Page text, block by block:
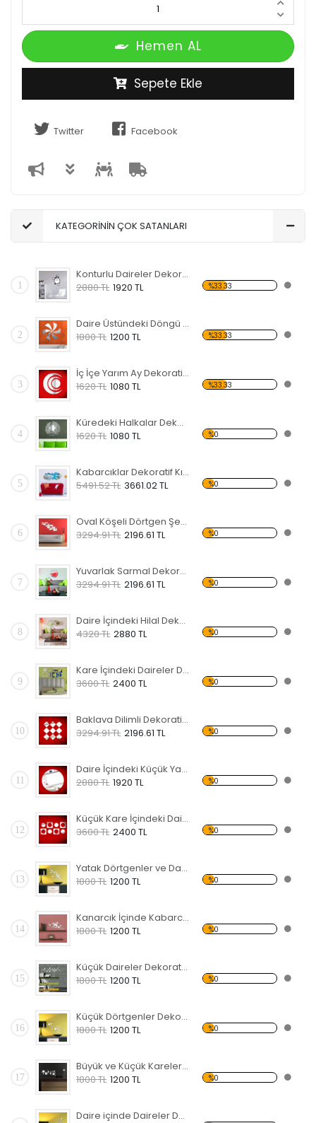
Hemen AL
Sepete Ekle
Twitter Facebook
KATEGORİNİN ÇOK SATANLARI
1
Konturlu Daireler Dekoratif Kırılmaz Ayna
2880 TL 1920 TL %33.33
2
Daire Üstündeki Döngü Dekoratif Kırılmaz Ayna
1800 TL 1200 TL %33.33
3
İç İçe Yarım Ay Dekoratif Kırılmaz Ayna
1620 TL 1080 TL %33.33
4
Küredeki Halkalar Dekoratif Kırılmaz Ayna
1620 TL 1080 TL %0
5
Kabarcıklar Dekoratif Kırılmaz Ayna
5491.52 TL 3661.02 TL %0
6
Oval Köşeli Dörtgen Şekilli Dekoratif Kırılmaz Ayna
3294.91 TL 2196.61 TL %0
7
Yuvarlak Sarmal Dekoratif Kırılmaz Ayna
3294.91 TL 2196.61 TL %0
8
Daire İçindeki Hilal Dekoratif Kırılmaz Ayna
4320 TL 2880 TL %0
9
Kare İçindeki Daireler Dekoratif Kırılmaz Ayna
3600 TL 2400 TL %0
10
Baklava Dilimli Dekoratif Kırılmaz Ayna
3294.91 TL 2196.61 TL %0
11
Daire İçindeki Küçük Yapraklar Dekoratif Kırılmaz Ayna
2880 TL 1920 TL %0
12
Küçük Kare İçindeki Daireler Dekoratif Kırılmaz Ayna
3600 TL 2400 TL %0
13
Yatak Dörtgenler ve Daireler Dekoratif Kırılmaz Ayna
1800 TL 1200 TL %0
14
Kanarcık İçinde Kabarcıklar Dekoratif Kırılmaz Ayna
1800 TL 1200 TL %0
15
Küçük Daireler Dekoratif Kırılmaz Ayna
1800 TL 1200 TL %0
16
Küçük Dörtgenler Dekoratif Kırılmaz Ayna
1800 TL 1200 TL %0
17
Büyük ve Küçük Kareler Dekoratif Kırılmaz Ayna
1800 TL 1200 TL %0
Daire içinde Daireler Dekoratif Kırılmaz Ayna